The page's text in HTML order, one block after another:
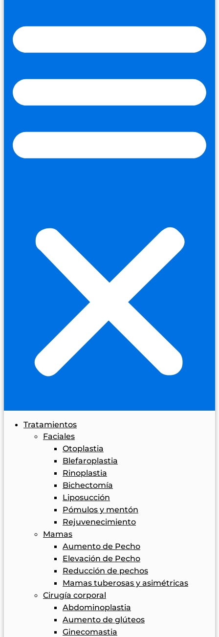
Tratamientos
Faciales
Otoplastia
Blefaroplastia
Rinoplastia
Bichectomía
Liposucción
Pómulos y mentón
Rejuvenecimiento
Mamas
Aumento de Pecho
Elevación de Pecho
Reducción de pechos
Mamas tuberosas y asimétricas
Cirugía corporal
Abdominoplastia
Aumento de glúteos
Ginecomastia